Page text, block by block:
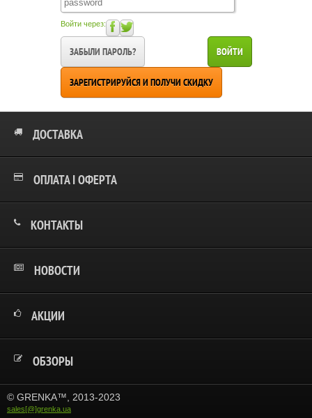
Войти через:
ВОЙТИ
ЗАБЫЛИ ПАРОЛЬ?
ЗАРЕГИСТРИРУЙСЯ И ПОЛУЧИ СКИДКУ
ДОСТАВКА
ОПЛАТА І ОФЕРТА
КОНТАКТЫ
НОВОСТИ
АКЦИИ
ОБЗОРЫ
© GRENKA™, 2013-2023
sales[@]grenka.ua